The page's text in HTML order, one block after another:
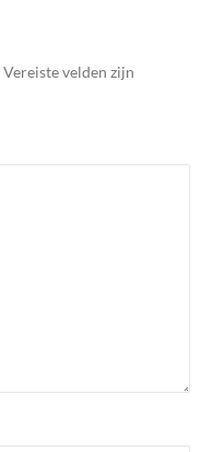
Vereiste velden zijn